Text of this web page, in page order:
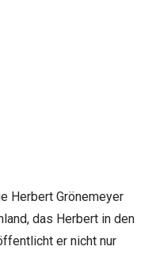
Herbert Grönemeyer
das Herbert in den
er nicht nur